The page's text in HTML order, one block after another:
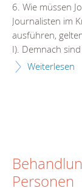
6. Wie müssen
Journalisten im
ausführen,
I). Demnach
Weiterlesen
Personen